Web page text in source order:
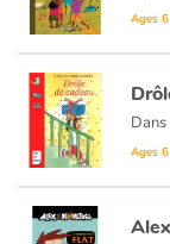
The animals
Travel, epic,
Around the world
Learning
Ages
Ages